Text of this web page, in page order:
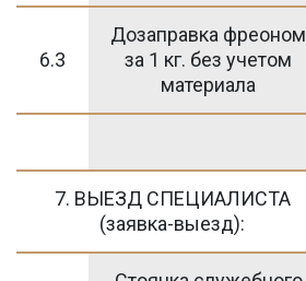
6.3
Дозаправка фреоном
за 1 кг. без учетом
материала
7. ВЫЕЗД СПЕЦИАЛИСТА
(заявка-выезд):